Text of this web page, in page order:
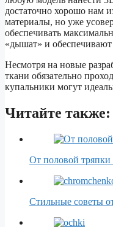
достаточно хорошо нам
материалы, но уже
обеспечивать
«дышат» и
Несмотря на новые
ткани обязательно
купальники могут
Читайте также:
От половой тряпки
Стильные советы